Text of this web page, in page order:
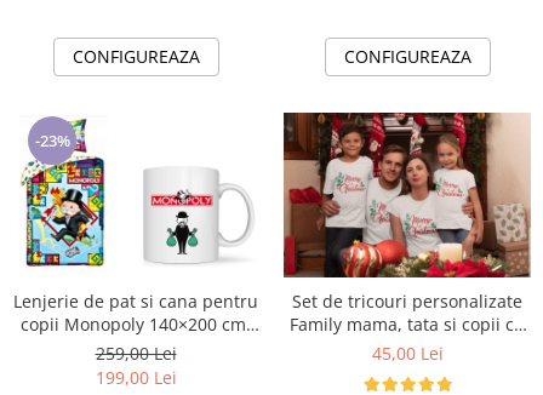
CONFIGUREAZA CONFIGUREAZA
-23%
Lenjerie de pat si cana pentru
copii Monopoly 140×200 cm,
70×90 cm,100% bumbac,
HAX048736
259,00 Lei
199,00 Lei
Set de tricouri personalizate
Family mama, tata si copii cu
tematica de Craciun, Merry
45,00 Lei